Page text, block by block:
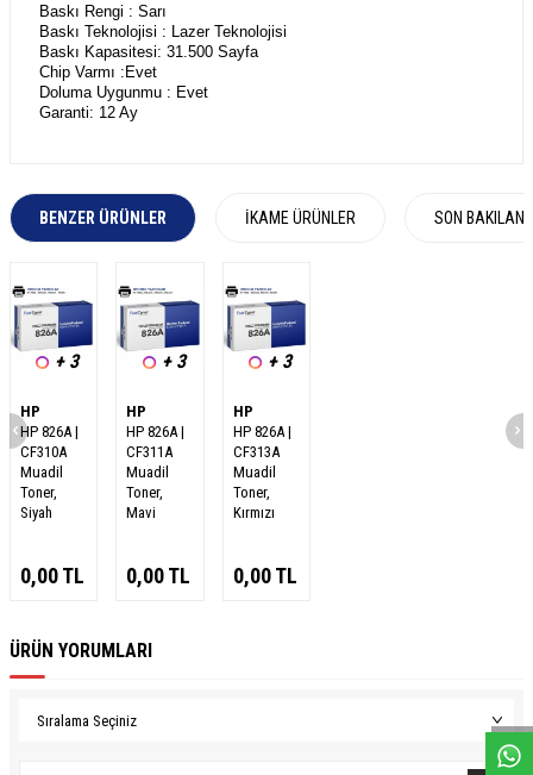
Baskı Rengi : Sarı
Baskı Teknolojisi : Lazer Teknolojisi
Baskı Kapasitesi: 31.500 Sayfa
Chip Varmı :Evet
Doluma Uygunmu : Evet
Garanti: 12 Ay
BENZER ÜRÜNLER İKAME ÜRÜNLER SON
+ 3
HP
HP 826A |
CF310A
Muadil
Toner,
Siyah
0,00TL
+ 3
HP
HP 826A |
CF311A
Muadil
Toner,
Mavi
0,00TL
+ 3
HP
HP 826A |
CF313A
Muadil
Toner,
Kırmızı
0,00TL
ÜRÜN YORUMLARI